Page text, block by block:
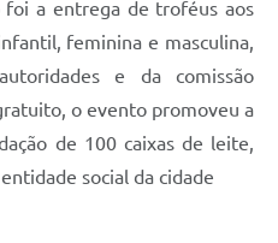
foi a entrega de troféus aos
feminina e masculina,
e da comissão
o evento promoveu a
de 100 caixas de leite,
social da cidade